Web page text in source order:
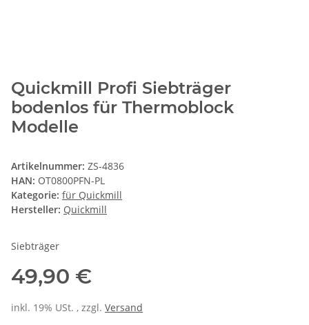
Quickmill Profi Siebträger
bodenlos für Thermoblock
Modelle
Artikelnummer: ZS-4836
HAN: OT0800PFN-PL
Kategorie: für Quickmill
Hersteller: Quickmill
Siebträger
49,90 €
inkl. 19% USt. , zzgl. Versand